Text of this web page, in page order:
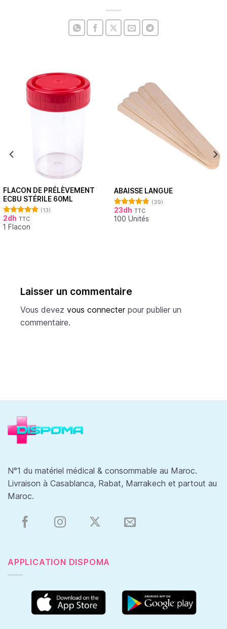
FLACON DE PRÉLÈVEMENT
ECBU STÉRILE 60ML
Note 4.92
sur 5
(13)
2dh TTC
1 Flacon
ABAISSE LANGUE
Note4.79
sur 5
(39)
23dh TTC
100 Unités
Laisser un commentaire
Vous devez vous connecterpour publier un
commentaire.
N°1 du matériel médical & consommable au Maroc.
Livraison à Casablanca, Rabat, Marrakech et partout au
Maroc.
APPLICATION DISPOMA